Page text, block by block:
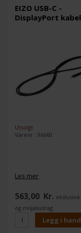
EIZO USB-C -
DisplayPort kabel
Utsolgt
Varenr.: 96660
Les mer
563,00 Kr.
og miljøbidrag